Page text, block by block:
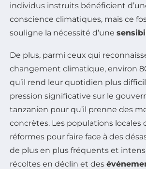
individus instruits bénéficient
conscience climatiques, mais ce
souligne la nécessité d’une
De plus, parmi ceux qui
changement climatique, environ
qu’il rend leur quotidien plus
pression significative sur le
tanzanien pour qu’il prenne des
concrètes. Les populations
réformes pour faire face à des
de plus en plus fréquents et
récoltes en déclin et des